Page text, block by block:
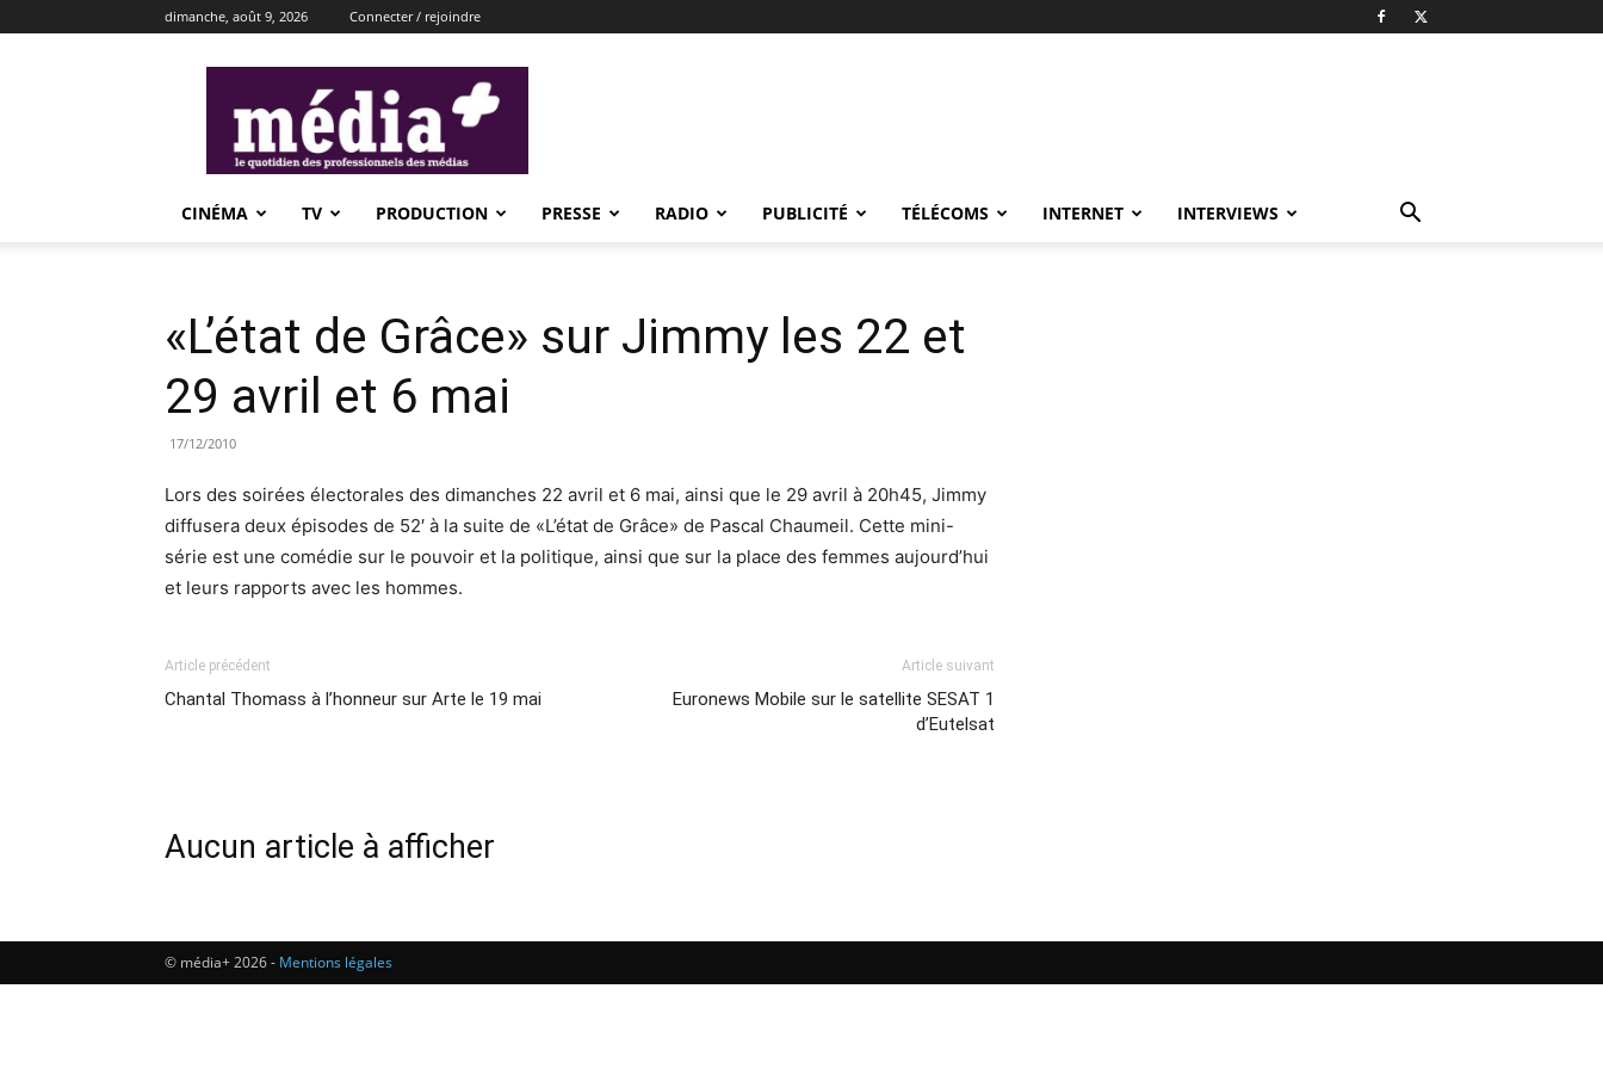
dimanche, août 9, 2026 Connecter / rejoindre
CINÉMA TV PRODUCTION PRESSE RADIO PUBLICITÉ TÉLÉCOMS INTERNET INTERVIEWS
«L’état de Grâce» sur Jimmy les 22 et
29 avril et 6 mai
17/12/2010
Lors des soirées électorales des dimanches 22 avril et 6 mai, ainsi que le 29 avril à 20h45, Jimmy
diffusera deux épisodes de 52′ à la suite de «L’état de Grâce» de Pascal Chaumeil. Cette mini-
série est une comédie sur le pouvoir et la politique, ainsi que sur la place des femmes aujourd’hui
et leurs rapports avec les hommes.
Article précédent
Chantal Thomass à l’honneur sur Arte le 19 mai
Article suivant
Euronews Mobile sur le satellite SESAT 1
d’Eutelsat
Aucun article à afficher
© média+ 2026 - Mentions légales